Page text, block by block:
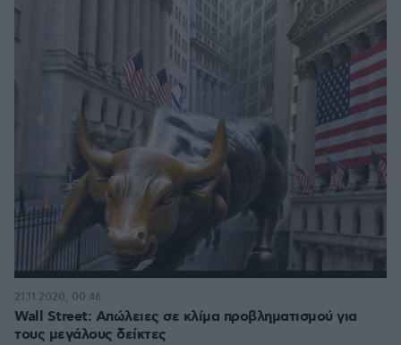
Wall Street: Απώλειες σε κλίμα προβληματισμού για
τους μεγάλους δείκτες
21.11.2020, 00:46